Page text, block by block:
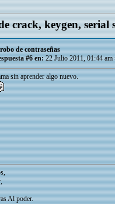
crack, keygen,
de contraseñas
#6 en:22 Julio 2011, 01:44 am
sin aprender algo nuevo.
Al poder.